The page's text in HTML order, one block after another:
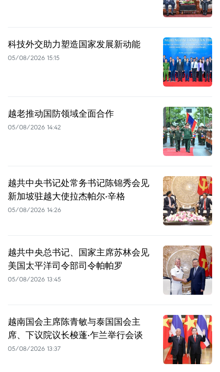
科技外交助力塑造国家发展新动能
05/08/2026 15:15
越老推动国防领域全面合作
05/08/2026 14:42
越共中央书记处常务书记陈锦秀会见
新加坡驻越大使拉杰帕尔·辛格
05/08/2026 14:26
越共中央总书记、国家主席苏林会见
美国太平洋司令部司令帕帕罗
05/08/2026 13:45
越南国会主席陈青敏与泰国国会主
席、下议院议长梭蓬·乍兰举行会谈
05/08/2026 13:37